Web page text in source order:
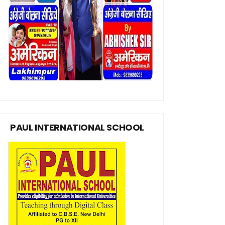
PAUL INTERNATIONAL SCHOOL